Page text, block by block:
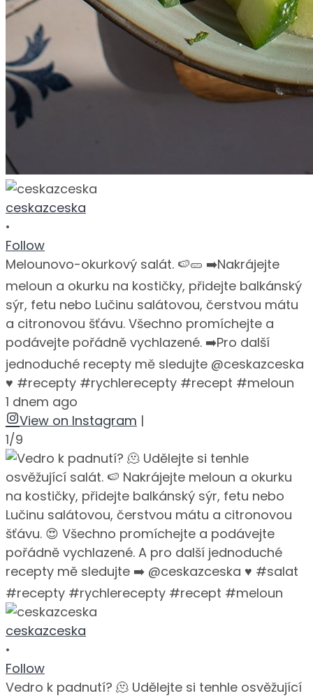
ceskazceska
•
Follow
Melounovo-okurkový salát. 🍉🥒 ➡️Nakrájejte
meloun a okurku na kostičky, přidejte balkánský
sýr, fetu nebo Lučinu salátovou, čerstvou mátu
a citronovou šťávu. Všechno promíchejte a
podávejte pořádně vychlazené. ➡️Pro další
jednoduché recepty mě sledujte @ceskazceska
♥️ #recepty #rychlerecepty #recept #meloun
1 dnem ago
View on Instagram |
1/9
ceskazceska
•
Follow
Vedro k padnutí? 🫠 Udělejte si tenhle osvěžující